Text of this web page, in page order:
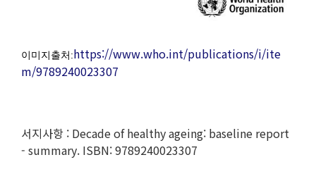
이미지출처:https://www.who.int/publications/i/ite
m/9789240023307
서지사항 : Decade of healthy ageing: baseline report
- summary. ISBN: 9789240023307